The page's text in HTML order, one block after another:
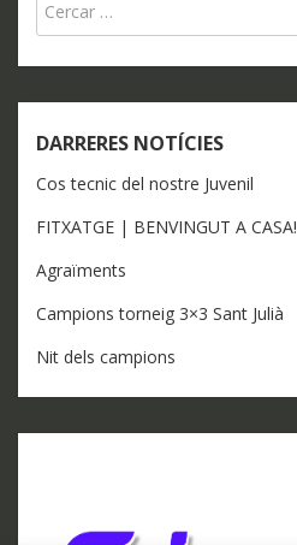
DARRERES NOTÍCIES
Cos tecnic del nostre Juvenil
FITXATGE | BENVINGUT A CASA!
Agraïments
Campions torneig 3×3 Sant Julià
Nit dels campions